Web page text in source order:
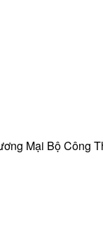
Mại Bộ Công